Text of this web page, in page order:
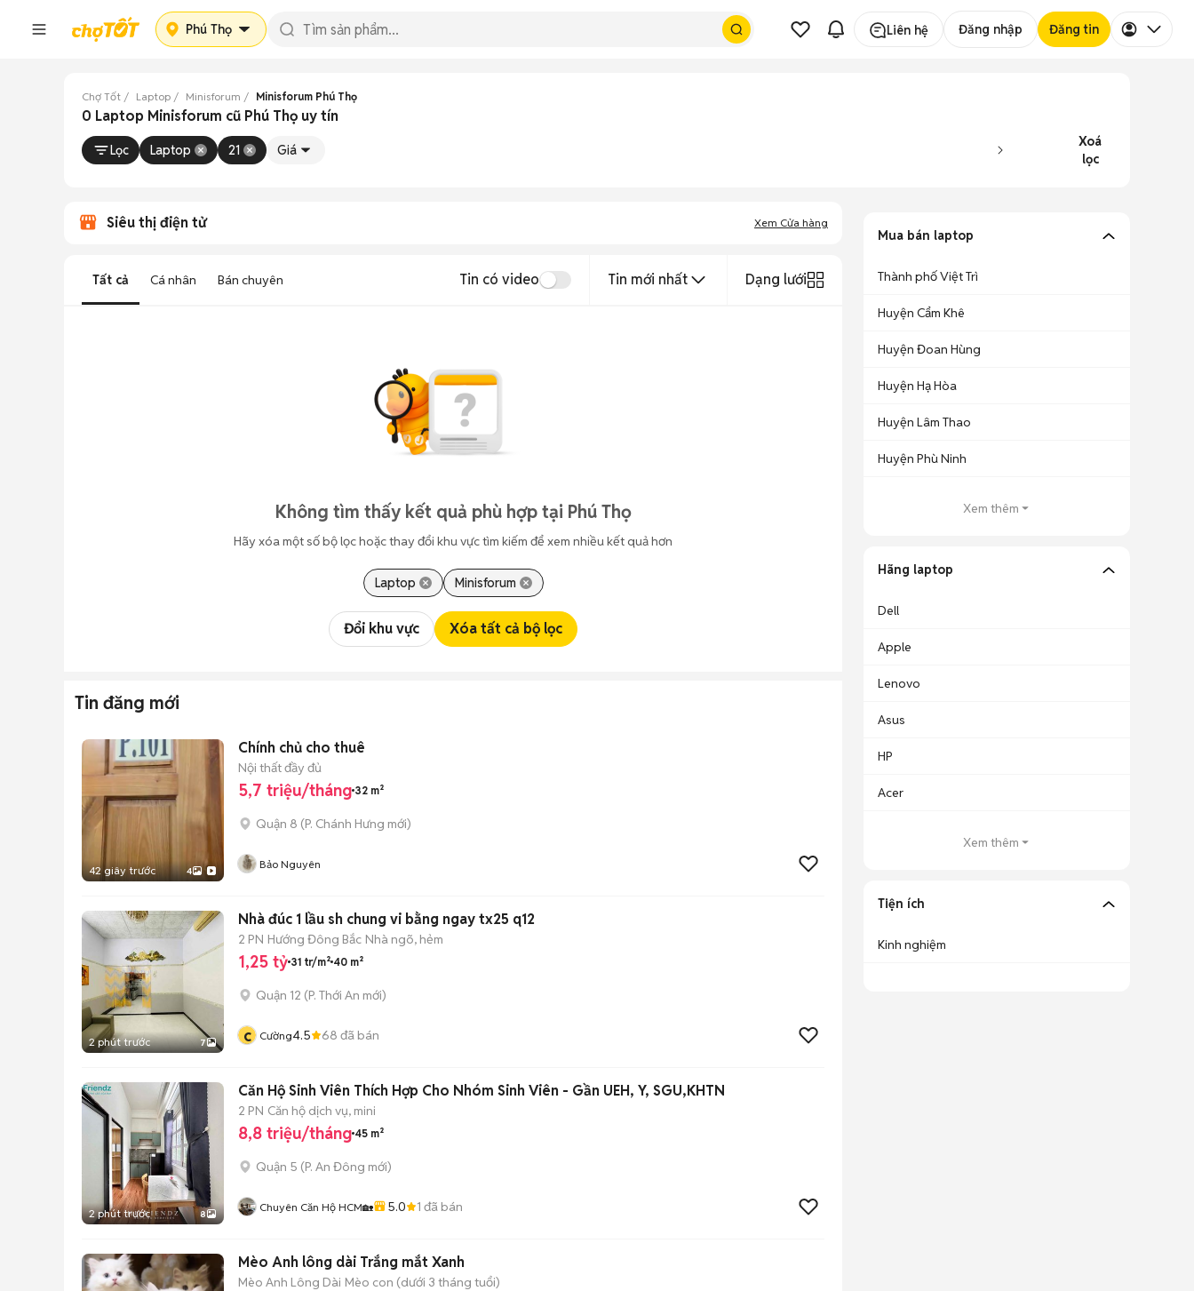
Phú Thọ Liên hệ Đăng nhập Đăng tin
Chợ Tốt Laptop Minisforum Minisforum Phú Thọ
0 Laptop Minisforum cũ Phú Thọ uy tín
Lọc Laptop 21 Giá
Xoá
lọc
Siêu thị điện tử Xem Cửa hàng
Tất cả Cá nhân Bán chuyên Tin có video Tin mới nhất Dạng lưới
Không tìm thấy kết quả phù hợp tại Phú Thọ
Hãy xóa một số bộ lọc hoặc thay đổi khu vực tìm kiếm để xem nhiều kết quả hơn
Laptop Minisforum
Đổi khu vực Xóa tất cả bộ lọc
Tin đăng mới
42 giây trước 4
Chính chủ cho thuê
Nội thất đầy đủ
5,7 triệu/tháng 32 m²
Quận 8 (P. Chánh Hưng mới)
Bảo Nguyên
2 phút trước 7
Nhà đúc 1 lầu sh chung vi bằng ngay tx25 q12
2 PN Hướng Đông Bắc Nhà ngõ, hẻm
1,25 tỷ 31 tr/m² 40 m²
Quận 12 (P. Thới An mới)
c Cường4.5 68 đã bán
2 phút trước 8
Căn Hộ Sinh Viên Thích Hợp Cho Nhóm Sinh Viên - Gần UEH, Y, SGU,KHTN
2 PN Căn hộ dịch vụ, mini
8,8 triệu/tháng 45 m²
Quận 5 (P. An Đông mới)
Chuyên Căn Hộ HCM🏡 5.0 1 đã bán
Mèo Anh lông dài Trắng mắt Xanh
Mèo Anh Lông Dài Mèo con (dưới 3 tháng tuổi)
Mua bán laptop
Thành phố Việt Trì
Huyện Cẩm Khê
Huyện Đoan Hùng
Huyện Hạ Hòa
Huyện Lâm Thao
Huyện Phù Ninh
Xem thêm
Hãng laptop
Dell
Apple
Lenovo
Asus
HP
Acer
Xem thêm
Tiện ích
Kinh nghiệm